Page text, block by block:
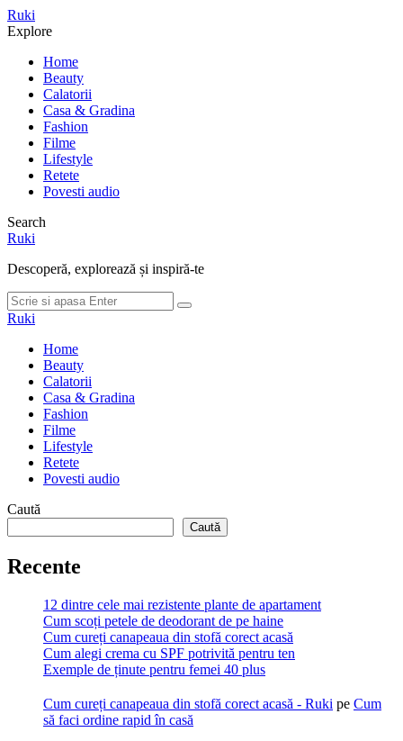
Meniu
Ruki
Cauta
Explore
Home
Beauty
Calatorii
Casa & Gradina
Fashion
Filme
Lifestyle
Retete
Povesti audio
Search
Ruki
Descoperă, explorează și inspiră-te
Cauta
dupa:
Cauta
Ruki
Home
Beauty
Calatorii
Casa & Gradina
Fashion
Filme
Lifestyle
Retete
Povesti audio
Caută
Caută
Recente
12 dintre cele mai rezistente plante de apartament
Cum scoți petele de deodorant de pe haine
Cum cureți canapeaua din stofă corect acasă
Cum alegi crema cu SPF potrivită pentru ten
Exemple de ținute pentru femei 40 plus
Cum cureți canapeaua din stofă corect acasă - Ruki pe Cum
să faci ordine rapid în casă